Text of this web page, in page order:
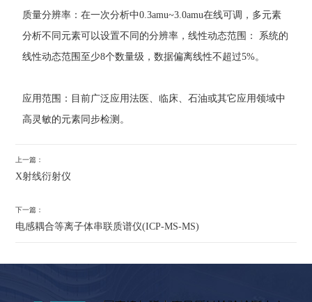
质量分辨率：在一次分析中0.3amu~3.0amu在线可调，多元素
分析不同元素可以设置不同的分辨率，线性动态范围： 系统的
线性动态范围至少8个数量级，数据偏离线性不超过5%。
应用范围：目前广泛应用法医、临床、石油或其它应用领域中
高灵敏的元素同步检测。
上一篇：
X射线衍射仪
下一篇：
电感耦合等离子体串联质谱仪(ICP-MS-MS)